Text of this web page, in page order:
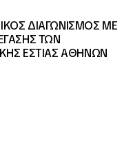
ΔΙΑΓΩΝΙΣΜΟΣ ΜΕ
ΤΩΝ
ΕΣΤΙΑΣ ΑΘΗΝΩΝ